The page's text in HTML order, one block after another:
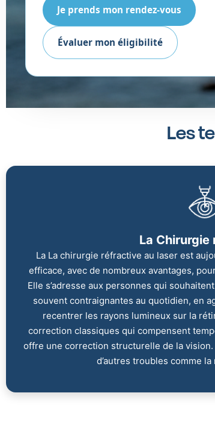
Je prends mon rendez-vous
Évaluer mon éligibilité
Les
La
La La chirurgie réfractive au laser est
efficace, avec de nombreux avantages,
Elle s’adresse aux personnes qui
souvent contraignantes au quotidien, en
recentrer les rayons lumineux sur la
correction classiques qui compensent
offre une correction structurelle de la
d’autres troubles comme